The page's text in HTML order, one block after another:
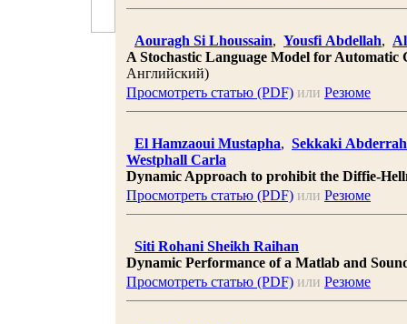
Aouragh Si Lhoussain, Yousfi Abdellah,
A Stochastic Language Model for Automatic
Английский)
Просмотреть статью (PDF) или Резюме
El Hamzaoui Mustapha, Sekkaki
Westphall Carla
Dynamic Approach to prohibit the Diffie-
Просмотреть статью (PDF) или Резюме
Siti Rohani Sheikh Raihan
Dynamic Performance of a Matlab and
Просмотреть статью (PDF) или Резюме